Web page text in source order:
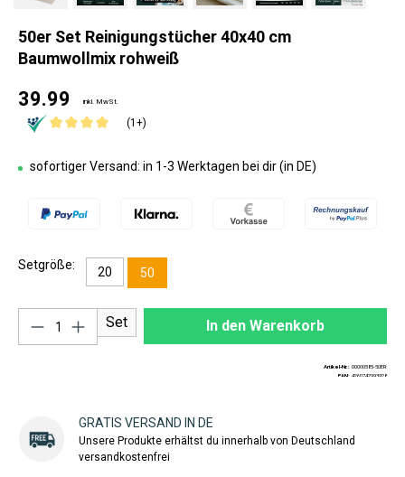
50er Set Reinigungstücher 40x40 cm
Baumwollmix rohweiß
39.99 inkl. MwSt.
(1+)
sofortiger Versand: in 1-3 Werktagen bei dir (in DE)
Setgröße: 20 50
Produkt Anzahl: Gib den gewünschten
Set In den Warenkorb
Artikel-Nr.: 00000585-50ER
EAN: 4260747993928
GRATIS VERSAND IN DE
Unsere Produkte erhältst du innerhalb von Deutschland
versandkostenfrei